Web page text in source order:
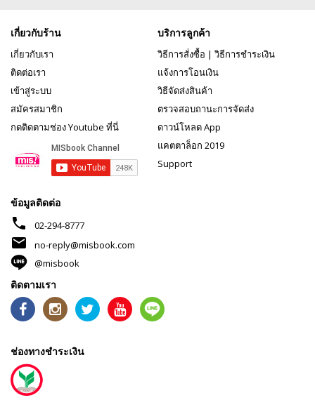
เกี่ยวกับร้าน
เกี่ยวกับเรา
ติดต่อเรา
เข้าสู่ระบบ
สมัครสมาชิก
กดติดตามช่อง Youtube ที่นี่
บริการลูกค้า
วิธีการสั่งซื้อ | วิธีการชำระเงิน
แจ้งการโอนเงิน
วิธีจัดส่งสินค้า
ตรวจสอบถานะการจัดส่ง
ดาวน์โหลด App
แคตตาล็อก 2019
Support
ข้อมูลติดต่อ
phone 02-294-8777
mail
no-reply@misbook.com
@misbook
ติดตามเรา
ช่องทางชำระเงิน